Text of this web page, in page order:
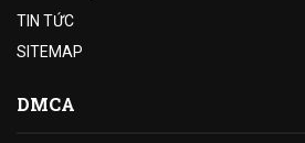
TIN TỨC
SITEMAP
DMCA